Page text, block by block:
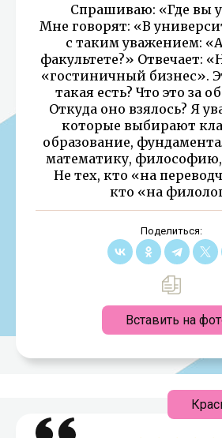
Спрашиваю: «Где вы
Мне говорят: «В
с таким уважением:
факультете?» Отвечает:
«гостиничный бизнес».
такая есть? Что это за
Откуда оно взялось? Я
которые выбирают
образование,
математику,
Не тех, кто «на
кто «на
Поделиться:
Вставить на